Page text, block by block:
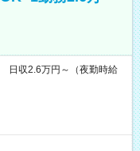
収2.6万円～（夜勤時給